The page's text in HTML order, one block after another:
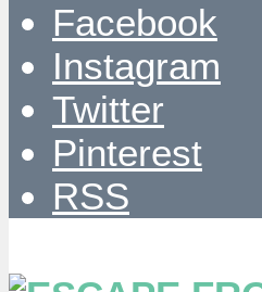
Facebook
Instagram
Twitter
Pinterest
RSS